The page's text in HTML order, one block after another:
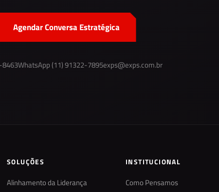
Agendar Conversa Estratégica
8463WhatsApp (11) 91322-7895exps@exps.com.br
SOLUÇÕES
Alinhamento da Liderança
INSTITUCIONAL
Como Pensamos